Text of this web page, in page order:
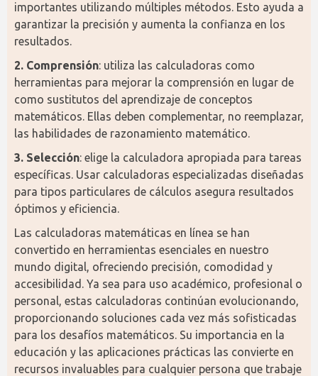
importantes utilizando múltiples métodos. Esto ayuda a
garantizar la precisión y aumenta la confianza en los
resultados.
2. Comprensión: utiliza las calculadoras como
herramientas para mejorar la comprensión en lugar de
como sustitutos del aprendizaje de conceptos
matemáticos. Ellas deben complementar, no reemplazar,
las habilidades de razonamiento matemático.
3. Selección: elige la calculadora apropiada para tareas
específicas. Usar calculadoras especializadas diseñadas
para tipos particulares de cálculos asegura resultados
óptimos y eficiencia.
Las calculadoras matemáticas en línea se han
convertido en herramientas esenciales en nuestro
mundo digital, ofreciendo precisión, comodidad y
accesibilidad. Ya sea para uso académico, profesional o
personal, estas calculadoras continúan evolucionando,
proporcionando soluciones cada vez más sofisticadas
para los desafíos matemáticos. Su importancia en la
educación y las aplicaciones prácticas las convierte en
recursos invaluables para cualquier persona que trabaje